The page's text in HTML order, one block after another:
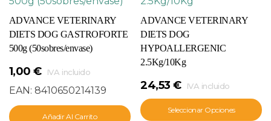
ADVANCE VETERINARY
DIETS DOG GASTROFORTE
500g (50sobres/envase)
1,00 € IVA incluido
EAN: 8410650214139
Añadir Al Carrito
ADVANCE VETERINARY
DIETS DOG
HYPOALLERGENIC
2.5Kg/10Kg
24,53 € IVA incluido
Seleccionar Opciones